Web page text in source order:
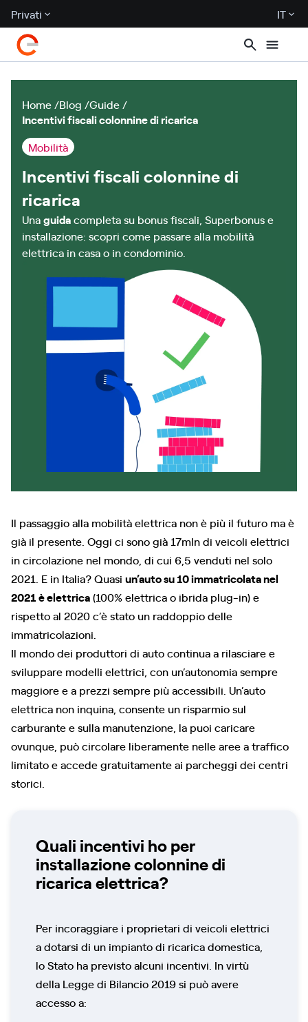
Privati IT
Home Blog Guide
Incentivi fiscali colonnine di ricarica
Mobilità
Incentivi fiscali colonnine di
ricarica
Unaguidacompleta su bonus fiscali, Superbonus e
installazione: scopri come passare alla mobilità
elettrica in casa o in condominio.
Il passaggio alla mobilità elettrica non è più il futuro ma è
già il presente. Oggi ci sono già 17mln di veicoli elettrici
in circolazione nel mondo, di cui 6,5 venduti nel solo
2021. E in Italia? Quasi un’auto su 10 immatricolata nel
2021 è elettrica(100% elettrica o ibrida plug-in) e
rispetto al 2020 c’è stato un raddoppio delle
immatricolazioni.
Il mondo dei produttori di auto continua a rilasciare e
sviluppare modelli elettrici, con un’autonomia sempre
maggiore e a prezzi sempre più accessibili. Un’auto
elettrica non inquina, consente un risparmio sul
carburante e sulla manutenzione, la puoi caricare
ovunque, può circolare liberamente nelle aree a traffico
limitato e accede gratuitamente ai parcheggi dei centri
storici.
Quali incentivi ho per
installazione colonnine di
ricarica elettrica?
Per incoraggiare i proprietari di veicoli elettrici
a dotarsi di un impianto di ricarica domestica,
lo Stato ha previsto alcuni incentivi. In virtù
della Legge di Bilancio 2019 si può avere
accesso a: